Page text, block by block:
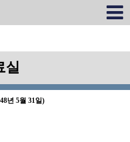
실
년 5월 31일)